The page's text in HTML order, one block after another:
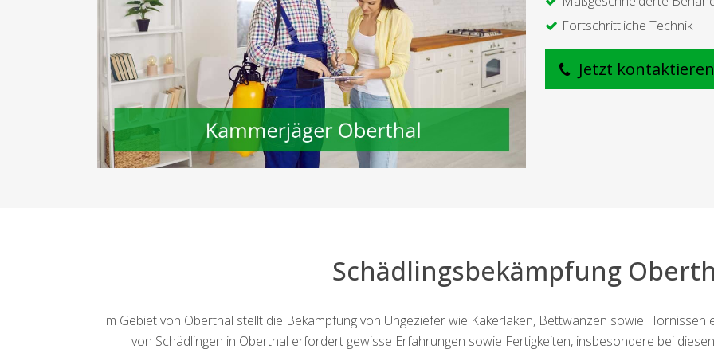
Fortschrittliche Technik
Jetzt kontaktieren
Schädlingsbekämpfung
Im Gebiet von Oberthal stellt die Bekämpfung von Ungeziefer wie Kakerlaken, Bettwanzen sowie Hornissen
von Schädlingen in Oberthal erfordert gewisse Erfahrungen sowie Fertigkeiten, insbesondere bei